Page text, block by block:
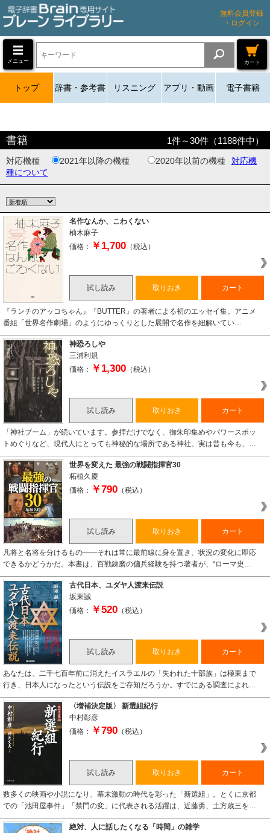
無料会員登録
・ログイン
メニュー カート
トップ 辞書・参考書 リスニング アプリ・動画 電子書籍
書籍 1件～30件（1188件中）
対応機種 2021年以降の機種 2020年以前の機種
対応機
種について
名作なんか、こわくない
柚木麻子
価格：
￥1,700 （税込）
試し読み 取りおき カート
『ランチのアッコちゃん』『BUTTER』の著者による初のエッセイ集。アニメ
番組「世界名作劇場」のようにゆっくりとした展開で名作を紐解いてい…
神恐ろしや
三浦利規
価格：
￥1,300 （税込）
試し読み 取りおき カート
「神社ブーム」が続いています。参拝だけでなく、御朱印集めやパワースポッ
トめぐりなど、現代人にとっても神秘的な場所である神社。実は昔も今も、…
世界を変えた 最強の戦闘指揮官30
柘植久慶
価格：
￥790 （税込）
試し読み 取りおき カート
凡将と名将を分けるもの――それは常に最前線に身を置き、状況の変化に即応
できるかどうかだ。本書は、百戦錬磨の傭兵経験を持つ著者が、“ローマ史…
古代日本、ユダヤ人渡来伝説
坂東誠
価格：
￥520 （税込）
試し読み 取りおき カート
あなたは、二千七百年前に消えたイスラエルの「失われた十部族」は極東まで
行き、日本人になったという伝説をご存知だろうか。すでにある調査によれ…
〈増補決定版〉 新選組紀行
中村彰彦
価格：
￥790 （税込）
試し読み 取りおき カート
数多くの映画や小説になり、幕末激動の時代を彩った「新選組」。とくに京都
での「池田屋事件」「禁門の変」に代表される活躍は、近藤勇、土方歳三を…
絶対、人に話したくなる「時間」の雑学